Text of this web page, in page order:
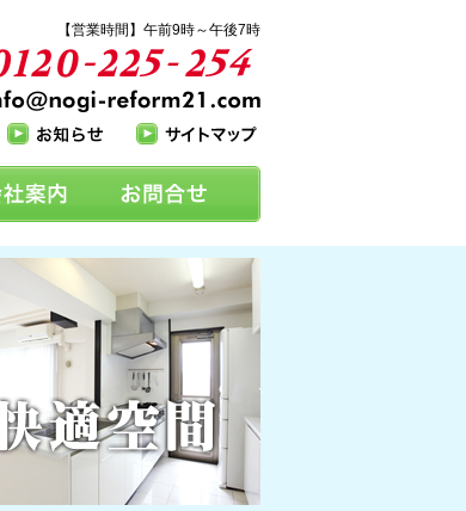
【営業時間】午前9時～午後7時